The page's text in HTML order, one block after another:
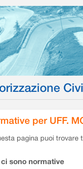
per UFF.
pagina puoi
ci sono normative